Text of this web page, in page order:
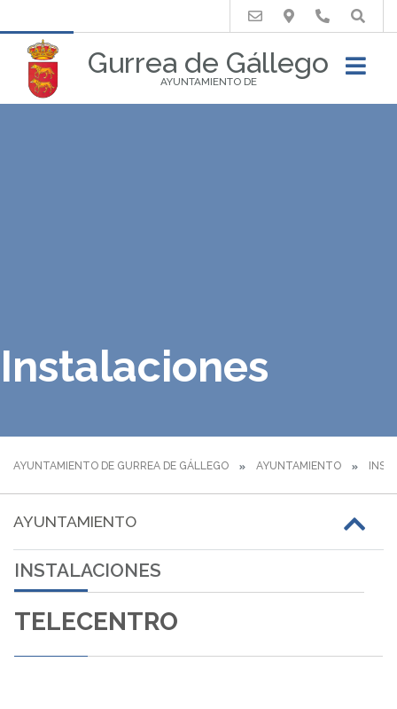
Gurrea de Gállego
AYUNTAMIENTO DE
Buscar
Instalaciones
AYUNTAMIENTO DE GURREA DE GÁLLEGO AYUNTAMIENTO
AYUNTAMIENTO
INSTALACIONES
TELECENTRO